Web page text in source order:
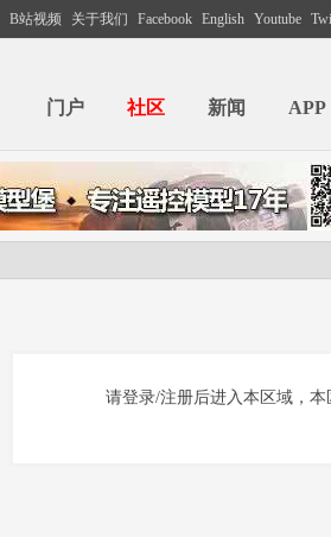
B站视频 关于我们 Facebook English Youtube
门户 社区 新闻 APP
请登录/注册后进入本区域，